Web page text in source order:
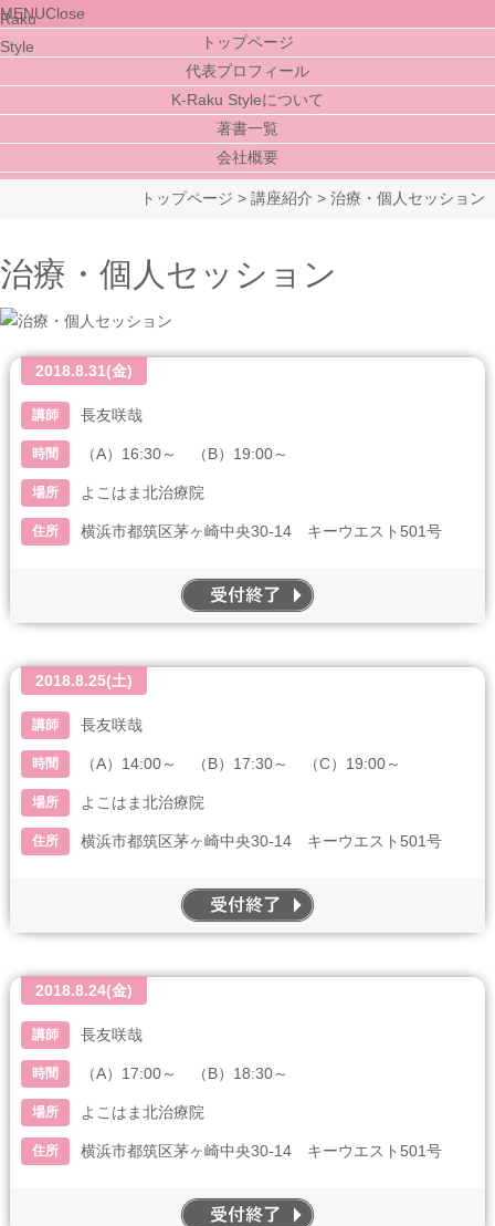
MENUClose
トップページ
代表プロフィール
K-Raku Styleについて
著書一覧
会社概要
トップページ >講座紹介 >治療・個人セッション
治療・個人セッション
2018.8.31(金)
講師 長友咲哉
時間 （A）16:30～ （B）19:00～
場所 よこはま北治療院
住所 横浜市都筑区茅ヶ崎中央30-14 キーウエスト501号
2018.8.25(土)
講師 長友咲哉
時間 （A）14:00～ （B）17:30～ （C）19:00～
場所 よこはま北治療院
住所 横浜市都筑区茅ヶ崎中央30-14 キーウエスト501号
2018.8.24(金)
講師 長友咲哉
時間 （A）17:00～ （B）18:30～
場所 よこはま北治療院
住所 横浜市都筑区茅ヶ崎中央30-14 キーウエスト501号